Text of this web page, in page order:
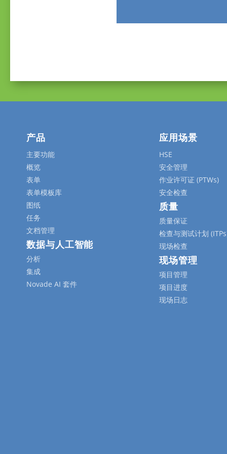
产品
主要功能
概览
表单
表单模板库
图纸
任务
文档管理
数据与人工智能
分析
集成
Novade AI 套件
应用场景
HSE
安全管理
作业许可证 (PTWs)
安全检查
质量
质量保证
检查与测试计划
现场检查
现场管理
项目管理
项目进度
现场日志